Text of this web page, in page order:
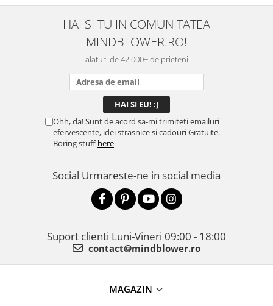
HAI SI TU IN COMUNITATEA
MINDBLOWER.RO!
alaturi de 42.000+ de prieteni
Ohh, da! Sunt de acord sa-mi trimiteti emailuri
efervescente, idei strasnice si cadouri Gratuite.
Boring stuffhere
Social Urmareste-ne in social media
Suport clienti Luni-Vineri 09:00 - 18:00
contact@mindblower.ro
MAGAZIN